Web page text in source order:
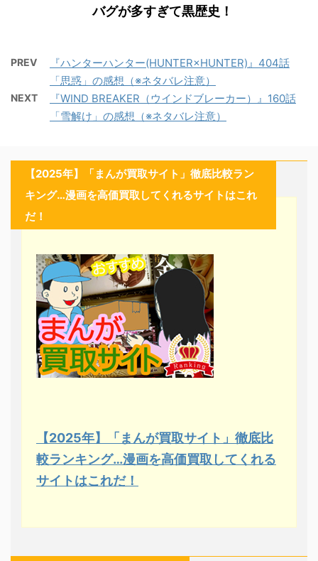
バグが多すぎて黒歴史！
PREV
『ハンターハンター(HUNTER×HUNTER)』404話
「思惑」の感想（※ネタバレ注意）
NEXT
『WIND BREAKER（ウインドブレーカー）』160話
「雪解け」の感想（※ネタバレ注意）
【2025年】「まんが買取サイト」徹底比較ラン
キング…漫画を高価買取してくれるサイトはこれ
だ！
【2025年】「まんが買取サイト」徹底比
較ランキング…漫画を高価買取してくれる
サイトはこれだ！